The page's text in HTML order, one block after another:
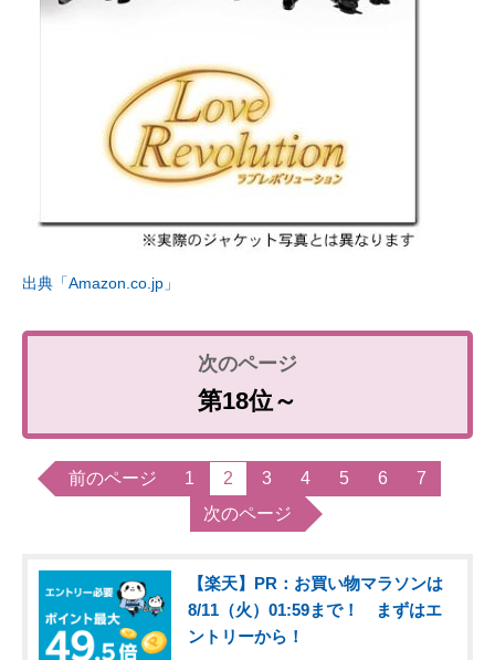
出典「Amazon.co.jp」
第18位～
前のページ 1 2 3 4 5 6
7
次のページ
【楽天】PR：お買い物マラソンは
8/11（火）01:59まで！ まずはエ
ントリーから！